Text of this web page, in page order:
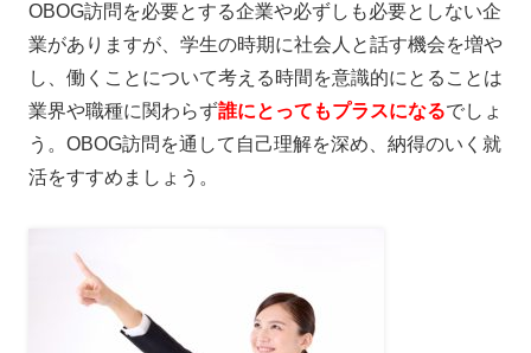
OBOG訪問を必要とする企業や必ずしも必要としない企
業がありますが、学生の時期に社会人と話す機会を増や
し、働くことについて考える時間を意識的にとることは
業界や職種に関わらず誰にとってもプラスになるでしょ
う。OBOG訪問を通して自己理解を深め、納得のいく就
活をすすめましょう。